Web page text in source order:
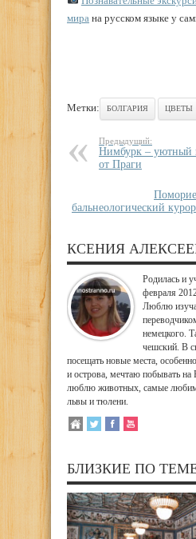
мира на русском языке у
Метки: БОЛГАРИЯ ЦВЕТЫ
Предыдущий:
Нимбурк – уютный
от Праги
бальнеологический
КСЕНИЯ
Родилась и
февраля
Люблю
немецкого.
чешский. В
посещать новые места,
и острова, мечтаю побывать
люблю животных, самые
львы и тюлени.
БЛИЗКИЕ ПО